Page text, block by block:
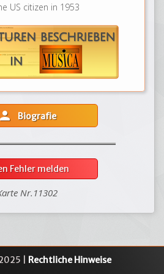
US citizen in 1953
person Biografie
Fehler melden
Nr.11302
| Rechtliche Hinweise